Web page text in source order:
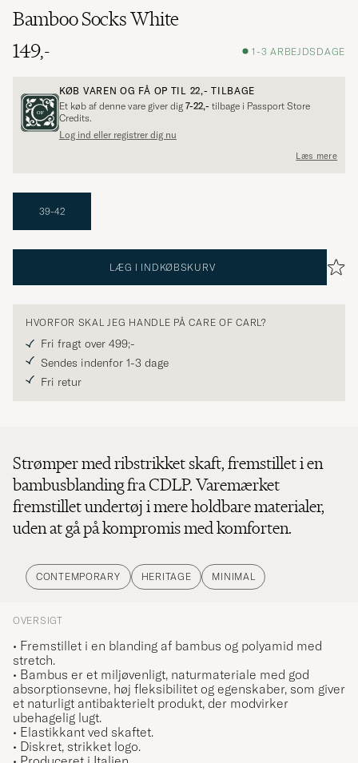
Bamboo Socks White
149,-
1-3 ARBEJDSDAGE
KØB VAREN OG FÅ OP TIL 22,- TILBAGE
Et køb af denne vare giver dig 7-22,- tilbage i Passport Store
Credits.
Log ind eller registrer dig nu
Læs mere
39-42
LÆG I INDKØBSKURV
HVORFOR SKAL JEG HANDLE PÅ CARE OF CARL?
Fri fragt over 499;-
Sendes indenfor 1-3 dage
Fri retur
Strømper med ribstrikket skaft, fremstillet i en
bambusblanding fra CDLP. Varemærket
fremstillet undertøj i mere holdbare materialer,
uden at gå på kompromis med komforten.
CONTEMPORARY HERITAGE MINIMAL
OVERSIGT
• Fremstillet i en blanding af bambus og polyamid med
stretch.
• Bambus er et miljøvenligt, naturmateriale med god
absorptionsevne, høj fleksibilitet og egenskaber, som giver
et naturligt antibakterielt produkt, der modvirker
ubehagelig lugt.
• Elastikkant ved skaftet.
• Diskret, strikket logo.